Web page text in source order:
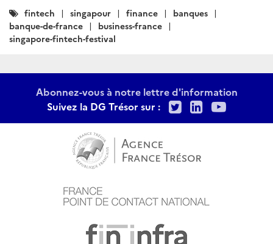
Catégories
:
fintech singapour finance
banques
banque-de-france
business-france
singapore-fintech-festival
Abonnez-vous à notre lettre d'information
Suivez la DG Trésor sur :
TwitterLinkedIn